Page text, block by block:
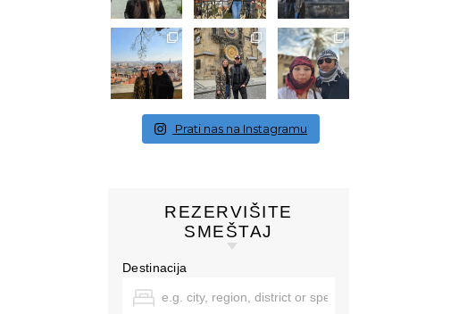
Prati nas na Instagramu
REZERVIŠITE
SMEŠTAJ
Destinacija